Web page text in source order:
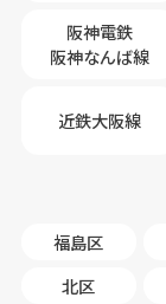
阪神電鉄
阪神なんば線
近鉄大阪線
福島区
北区